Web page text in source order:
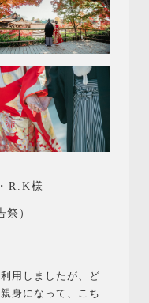
R.K様
祭）
用しましたが、ど
身になって、こち